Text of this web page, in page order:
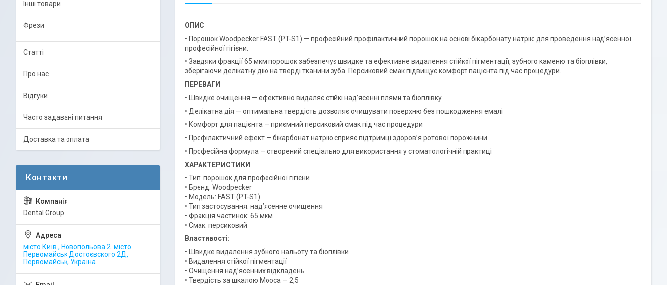
ОПИС
• Порошок Woodpecker FAST (PT-S1) — професійний профілактичний порошок на основі бікарбонату натрію для проведення над’ясенної
професійної гігієни.
• Завдяки фракції 65 мкм порошок забезпечує швидке та ефективне видалення стійкої пігментації, зубного каменю та біоплівки,
зберігаючи делікатну дію на тверді тканини зуба. Персиковий смак підвищує комфорт пацієнта під час процедури.
ПЕРЕВАГИ
• Швидке очищення — ефективно видаляє стійкі над’ясенні плями та біоплівку
• Делікатна дія — оптимальна твердість дозволяє очищувати поверхню без пошкодження емалі
• Комфорт для пацієнта — приємний персиковий смак під час процедури
• Профілактичний ефект — бікарбонат натрію сприяє підтримці здоров’я ротової порожнини
• Професійна формула — створений спеціально для використання у стоматологічній практиці
ХАРАКТЕРИСТИКИ
• Тип: порошок для професійної гігієни
• Бренд: Woodpecker
• Модель: FAST (PT-S1)
• Тип застосування: над’ясенне очищення
• Фракція частинок: 65 мкм
• Смак: персиковий
Властивості:
• Швидке видалення зубного нальоту та біоплівки
• Видалення стійкої пігментації
• Очищення над’ясенних відкладень
• Твердість за шкалою Мооса — 2,5
Інші товари
Фрези
Статті
Про нас
Відгуки
Часто задавані питання
Доставка та оплата
Dental Group
місто Київ , Новопольова 2 .місто
Первомайськ Достоєвского 2Д,
Первомайськ, Україна